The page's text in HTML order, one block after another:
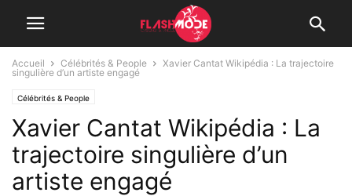
Accueil Célébrités & People
Xavier Cantat Wikipédia : La trajectoire
singulière d’un artiste engagé
Célébrités & People
Xavier Cantat Wikipédia : La
trajectoire singulière d’un
artiste engagé